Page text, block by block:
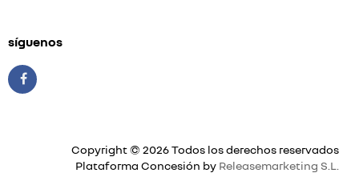
síguenos
Copyright © 2026 Todos los derechos reservados
Plataforma Concesión by Releasemarketing S.L.